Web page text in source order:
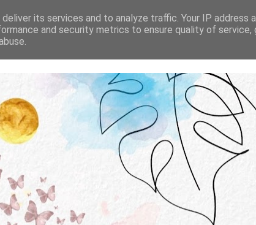
STRONA GŁÓWNA O MNIE WSPÓŁPRACA
its services and to analyze traffic. Your IP address
and security metrics to ensure quality of service,